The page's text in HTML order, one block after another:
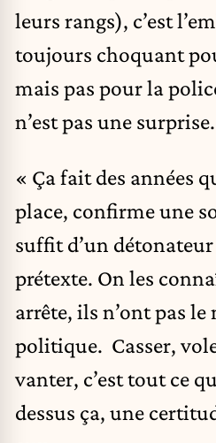
leurs rangs), c’est
toujours choquant
mais pas pour la
n’est pas une surprise.
« Ça fait des années
place, confirme une
suffit d’un détonateur
prétexte. On les
arrête, ils n’ont pas
politique. Casser,
vanter, c’est tout ce
dessus ça, une